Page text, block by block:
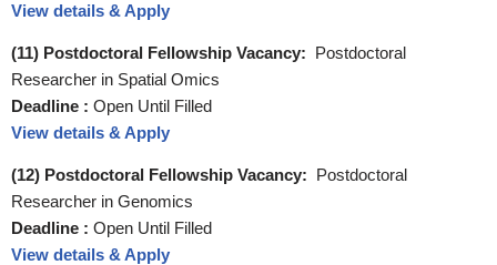
View details & Apply
(11) Postdoctoral Fellowship Vacancy: Postdoctoral
Researcher in Spatial Omics
Deadline : Open Until Filled
View details & Apply
(12) Postdoctoral Fellowship Vacancy: Postdoctoral
Researcher in Genomics
Deadline : Open Until Filled
View details & Apply